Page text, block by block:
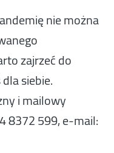
nie można
zajrzeć do
siebie.
i mailowy
8372 599, e-mail: